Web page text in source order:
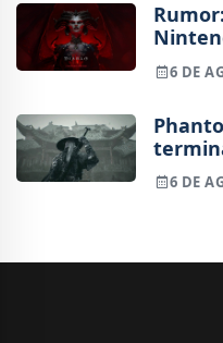
e vai
novo
6 DE
6 DE